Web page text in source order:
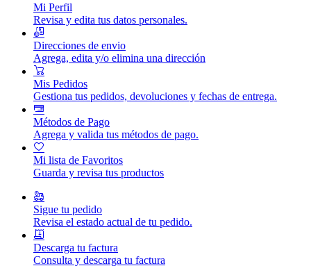
Mi Perfil
Revisa y edita tus datos personales.
Direcciones de envio
Agrega, edita y/o elimina una dirección
Mis Pedidos
Gestiona tus pedidos, devoluciones y fechas de entrega.
Métodos de Pago
Agrega y valida tus métodos de pago.
Mi lista de Favoritos
Guarda y revisa tus productos
Sigue tu pedido
Revisa el estado actual de tu pedido.
Descarga tu factura
Consulta y descarga tu factura